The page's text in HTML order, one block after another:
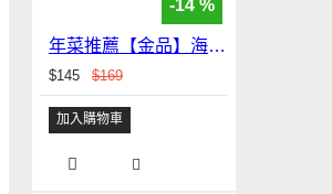
-14 %
年菜推薦【金品】海南雞三角飯糰 （一袋五入）
$145 $169
加入購物車